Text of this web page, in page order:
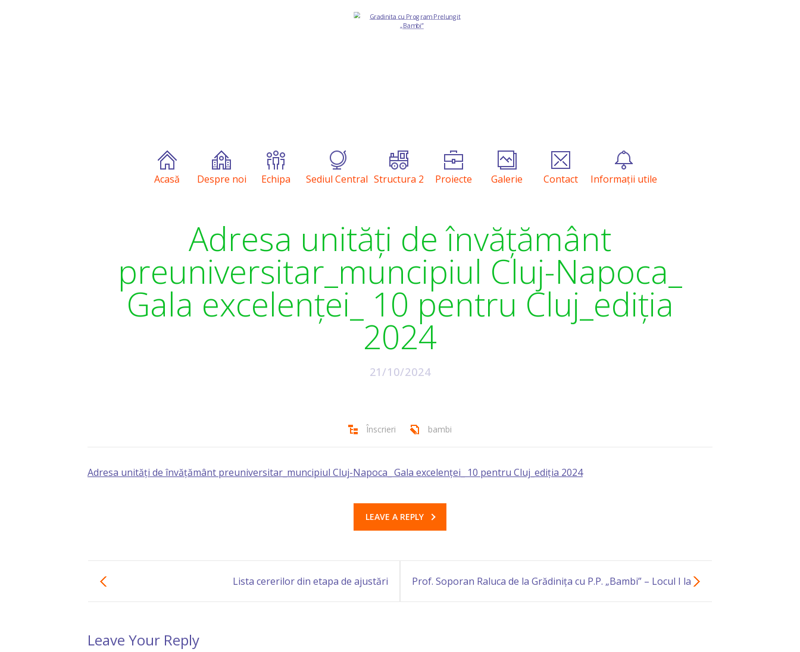
Acasă Despre noi Echipa Sediul Central Structura 2 Proiecte Galerie Contact Informații utile
Adresa unități de învățământ
preuniversitar_muncipiul Cluj-Napoca_
Gala excelenței_ 10 pentru Cluj_ediția
2024
21/10/2024
Înscrieri bambi
Adresa unități de învățământ preuniversitar_muncipiul Cluj-Napoca_ Gala excelenței_ 10 pentru Cluj_ediția 2024
LEAVE A REPLY
Lista cererilor din etapa de ajustări Prof. Soporan Raluca de la Grădinița cu P.P. „Bambi” – Locul I la
Leave Your Reply